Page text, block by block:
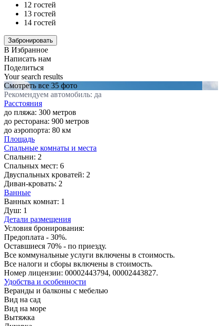
12 гостей
13 гостей
14 гостей
В Избранное
Написать нам
Поделиться
Your search results
Смотреть все 35 фото
Рекомендуем автомобиль: да
Расстояния
до пляжа: 300 метров
до ресторана: 900 метров
до аэропорта: 80 км
Площадь
Спальные комнаты и места
Спальни: 2
Спальных мест: 6
Двуспальных кроватей: 2
Диван-кровать: 2
Ванные
Ванных комнат: 1
Душ: 1
Детали размещения
Условия бронирования:
Предоплата - 30%.
Оставшиеся 70% - по приезду.
Все коммунальные услуги включены в стоимость.
Все налоги и сборы включены в стоимость.
Номер лицензии: 00002443794, 00002443827.
Удобства и особенности
Веранды и балконы с мебелью
Вид на сад
Вид на море
Вытяжка